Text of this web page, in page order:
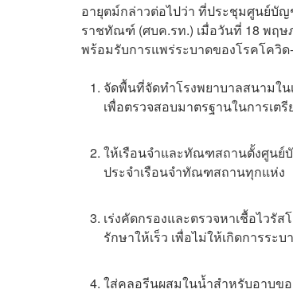
อายุตม์กล่าวต่อไปว่า ที่ประชุมศูนย์บั
ราชทัณฑ์ (ศบค.รท.) เมื่อวันที่ 18 พฤษ
พร้อมรับการแพร่ระบาดของโรคโควิ
จัดพื้นที่จัดทำโรงพยาบาลสนาม
เพื่อตรวจสอบมาตรฐานในการเ
ให้เรือนจำและทัณฑสถานตั้งศูนย์
ประจำเรือนจำทัณฑสถานทุกแห่ง
เร่งคัดกรองและตรวจหาเชื้อไวรั
รักษาให้เร็ว เพื่อไม่ให้เกิดการระบ
ใส่คลอรีนผสมในน้ำสำหรับอาบข